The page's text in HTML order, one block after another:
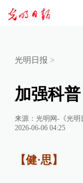
光明日报 >
加强科
来源： 光明网-《光明
2026-06-06 04:25
【健·思】